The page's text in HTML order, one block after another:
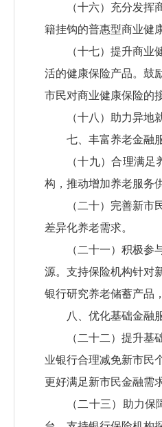
（十六）充分发
籍挂钩的普惠型商业健
（十七）提升商
活的健康保险产品。鼓
市民对商业健康保险的
（十八）助力异
七、丰富养老金融
（十九）合理满
构，推动增加养老服务
（二十）完善新
差异化养老需求。
（二十一）积极
源。支持保险机构针对
银行研究养老储蓄产品
八、优化基础金融
（二十二）提升
业银行合理减免新市民
更好满足新市民金融需
（二十三）助力